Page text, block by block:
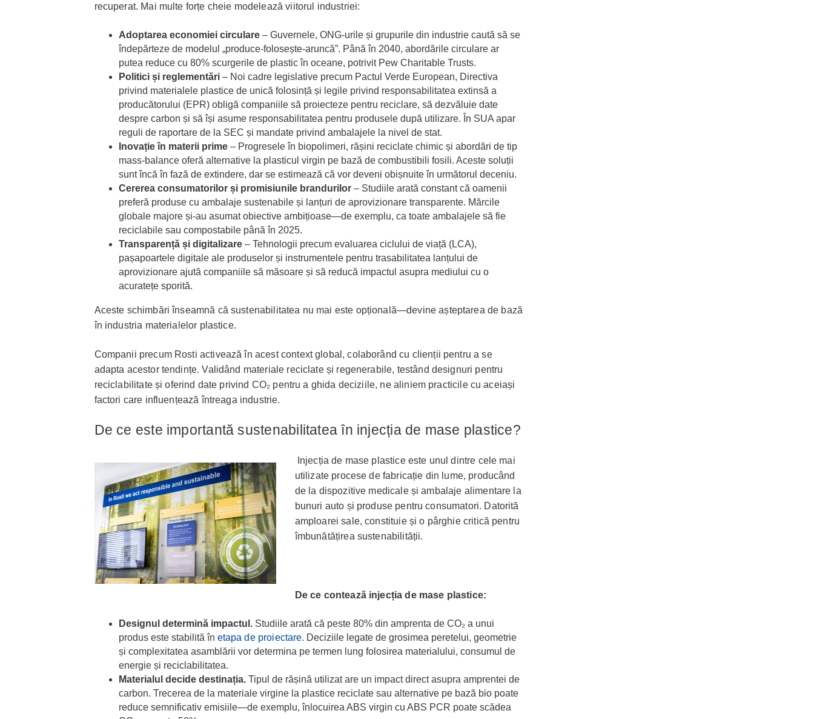
recuperat. Mai multe forțe cheie modelează viitorul industriei:
Adoptarea economiei circulare– Guvernele, ONG-urile și grupurile din industrie caută să se
îndepărteze de modelul „produce-folosește-aruncă”. Până în 2040, abordările circulare ar
putea reduce cu 80% scurgerile de plastic în oceane, potrivit Pew Charitable Trusts.
Politici și reglementări– Noi cadre legislative precum Pactul Verde European, Directiva
privind materialele plastice de unică folosință și legile privind responsabilitatea extinsă a
producătorului (EPR) obligă companiile să proiecteze pentru reciclare, să dezvăluie date
despre carbon și să își asume responsabilitatea pentru produsele după utilizare. În SUA apar
reguli de raportare de la SEC și mandate privind ambalajele la nivel de stat.
Inovație în materii prime– Progresele în biopolimeri, rășini reciclate chimic și abordări de tip
mass-balance oferă alternative la plasticul virgin pe bază de combustibili fosili. Aceste soluții
sunt încă în fază de extindere, dar se estimează că vor deveni obișnuite în următorul deceniu.
Cererea consumatorilor și promisiunile brandurilor– Studiile arată constant că oamenii
preferă produse cu ambalaje sustenabile și lanțuri de aprovizionare transparente. Mărcile
globale majore și-au asumat obiective ambițioase—de exemplu, ca toate ambalajele să fie
reciclabile sau compostabile până în 2025.
Transparență și digitalizare– Tehnologii precum evaluarea ciclului de viață (LCA),
pașapoartele digitale ale produselor și instrumentele pentru trasabilitatea lanțului de
aprovizionare ajută companiile să măsoare și să reducă impactul asupra mediului cu o
acuratețe sporită.
Aceste schimbări înseamnă că sustenabilitatea nu mai este opțională—devine așteptarea de bază
în industria materialelor plastice.
Companii precum Rosti activează în acest context global, colaborând cu clienții pentru a se
adapta acestor tendințe. Validând materiale reciclate și regenerabile, testând designuri pentru
reciclabilitate și oferind date privind CO₂ pentru a ghida deciziile, ne aliniem practicile cu aceiași
factori care influențează întreaga industrie.
De ce este importantă sustenabilitatea în injecția de mase plastice?
Injecția de mase plastice este unul dintre cele mai
utilizate procese de fabricație din lume, producând
de la dispozitive medicale și ambalaje alimentare la
bunuri auto și produse pentru consumatori. Datorită
amploarei sale, constituie și o pârghie critică pentru
îmbunătățirea sustenabilității.
De ce contează injecția de mase plastice:
Designul determină impactul.Studiile arată că peste 80% din amprenta de CO₂ a unui
produs este stabilită în etapa de proiectare. Deciziile legate de grosimea peretelui, geometrie
și complexitatea asamblării vor determina pe termen lung folosirea materialului, consumul de
energie și reciclabilitatea.
Materialul decide destinația.Tipul de rășină utilizat are un impact direct asupra amprentei de
carbon. Trecerea de la materiale virgine la plastice reciclate sau alternative pe bază bio poate
reduce semnificativ emisiile—de exemplu, înlocuirea ABS virgin cu ABS PCR poate scădea